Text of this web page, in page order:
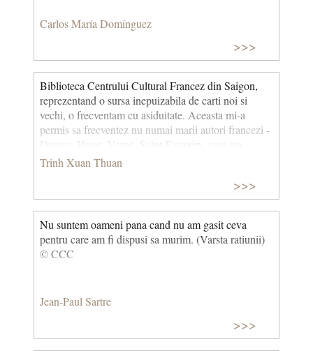
Carlos María Domínguez
>>>
Biblioteca Centrului Cultural Francez din Saigon,
reprezentand o sursa inepuizabila de carti noi si
vechi, o frecventam cu asiduitate. Aceasta mi-a
permis sa frecventez nu numai marii autori francezi -
Dumas, Hugo, Verne, Saint-Exupéry, care ma
pasiona, - dar, de asemenea, sa descopar scriitori din
Hercule Poirot, creati de pana lui Arthur Conan
Doyle si Agatha Christie, ma fascinau in mod
deosebit. Procesul reconstituirii crimei si a
descoperirii vinovatului, dictate mai intai de intuitie,
apoi printr-o deductie logica si rationala, ma atragea.
(Cosmosul si lotusul) © CCC
Trinh Xuan Thuan
>>>
Nu suntem oameni pana cand nu am gasit ceva
pentru care am fi dispusi sa murim. (Varsta ratiunii)
© CCC
Jean-Paul Sartre
>>>